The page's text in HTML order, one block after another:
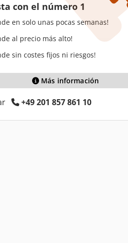
con el número 1
en solo unas pocas semanas!
al precio más alto!
sin costes fijos ni riesgos!
Más información
+49 201 857 861 10